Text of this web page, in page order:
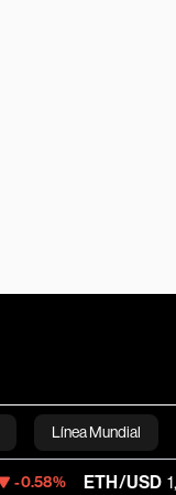
Línea Mundial
Bloomberg
ETH/USD 1,909.375